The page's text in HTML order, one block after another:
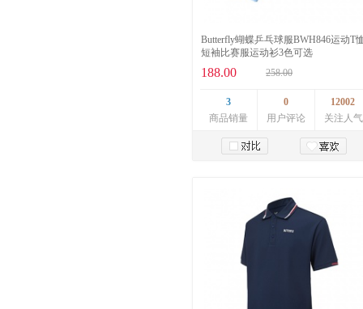
Butterfly蝴蝶乒乓球服BWH846运动T
短袖比赛服运动衫3色可选
188.00 258.00
3
商品销量
0
用户评论
12002
关注人气